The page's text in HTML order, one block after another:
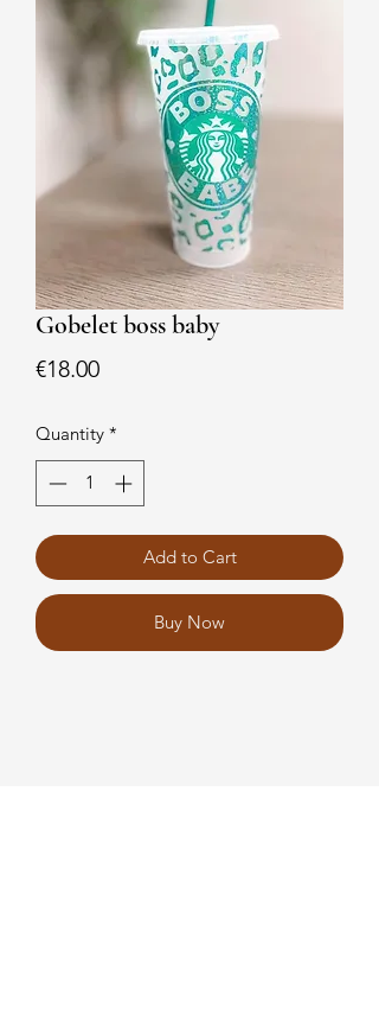
Gobelet boss baby
€18.00Price
Quantity *
Add to Cart
Buy Now